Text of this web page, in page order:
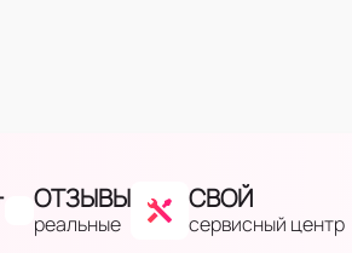
ОТЗЫВЫ
реальные
СВОЙ
сервисный центр